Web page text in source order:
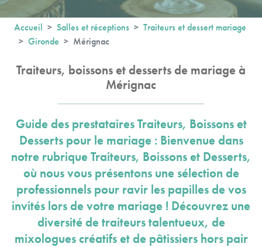
Accueil Salles et réceptions
Traiteurs et dessert mariage
Gironde
Mérignac
Traiteurs, boissons et desserts de mariage à
Mérignac
Guide des prestataires Traiteurs, Boissons et
Desserts pour le mariage : Bienvenue dans
notre rubrique Traiteurs, Boissons et Desserts,
où nous vous présentons une sélection de
professionnels pour ravir les papilles de vos
invités lors de votre mariage ! Découvrez une
diversité de traiteurs talentueux, de
mixologues créatifs et de pâtissiers hors pair